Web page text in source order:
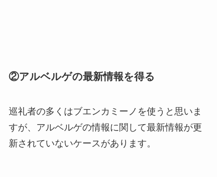
②アルベルゲの最新情報を得る
巡礼者の多くはブエンカミーノを使うと思いま
すが、アルベルゲの情報に関して最新情報が更
新されていないケースがあります。